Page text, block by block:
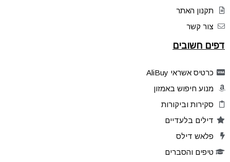
תקנון האתר
צור קשר
דפים חשובים
כרטיס אשראי AliBuy
מנוע חיפוש באמזון
סקירות וביקורות
דילים בלעדיים
פלאש דילס
טיפים והסברים